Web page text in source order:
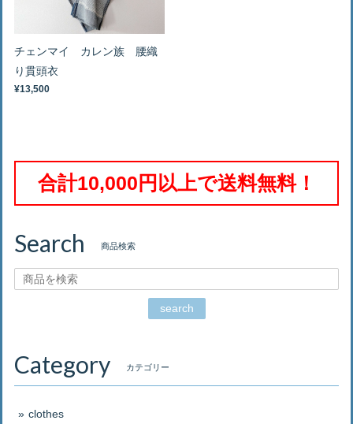
チェンマイ カレン族 腰織
り貫頭衣
¥13,500
合計10,000円以上で送料無料！
Search 商品検索
search
Category カテゴリー
clothes